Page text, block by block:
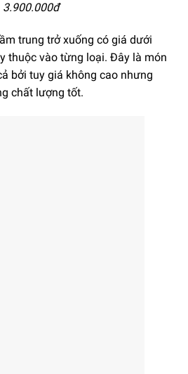
3.900.000đ
trung trở xuống có giá dưới
thuộc vào từng loại. Đây là món
bởi tuy giá không cao nhưng
chất lượng tốt.